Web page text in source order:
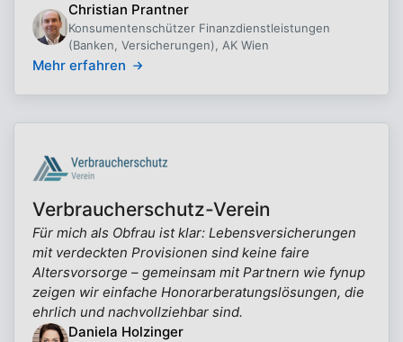
Christian Prantner
Konsumentenschützer Finanzdienstleistungen
(Banken, Versicherungen), AK Wien
Mehr erfahren
Verbraucherschutz-Verein
Für mich als Obfrau ist klar: Lebensversicherungen
mit verdeckten Provisionen sind keine faire
Altersvorsorge – gemeinsam mit Partnern wie fynup
zeigen wir einfache Honorarberatungslösungen, die
ehrlich und nachvollziehbar sind.
Daniela Holzinger